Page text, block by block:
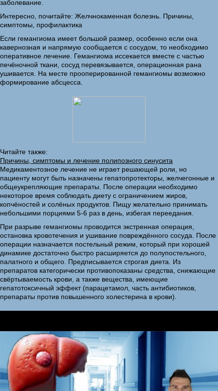
заболевание.
Интересно, почитайте: Желчнокаменная болезнь. Причины,
симптомы, профилактика
Если гемангиома имеет большой размер, особенно если она
кавернозная и напрямую сообщается с сосудом, то необходимо
оперативное лечение. Гемангиома иссекается вместе с частью
печёночной ткани, сосуд перевязывается, операционная рана
ушивается. На месте прооперированной гемангиомы возможно
формирование абсцесса.
Читайте также:
Причины, симптомы и лечение полипозного синусита
Медикаментозное лечение не играет решающей роли, но
пациенту могут быть назначены гепатопротекторы, желчегонные и
общеукрепляющие препараты. После операции необходимо
некоторое время соблюдать диету с ограничением жиров,
копчёностей и солёных продуктов. Пищу желательно принимать
небольшими порциями 5-6 раз в день, избегая переедания.
При разрыве гемангиомы проводится экстренная операция,
остановка кровотечения и ушивание повреждённого сосуда. После
операции назначается постельный режим, который при хорошей
динамике достаточно быстро расширяется до полупостельного,
палатного и общего. Предписывается строгая диета. Из
препаратов категорически противопоказаны средства, снижающие
свёртываемость крови, а также вещества, имеющие
гепатотоксичный эффект (парацетамол, часть антибиотиков,
препараты против повышенного холестерина в крови).